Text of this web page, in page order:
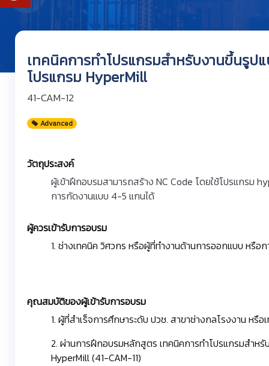
เทคนิคการทำโปรแกรมสำหรับงานขึ้นรูป
โปรแกรม HyperMill
41-CAM-12
Advanced
วัตถุประสงค์
ผู้เข้าฝึกอบรมสามารถสร้าง NC Code โดยใช้โปรแกรม
การกัดงานแบบ 4-5 แกนได้
ผู้ควรเข้ารับการอบรม
1. ช่างเทคนิค วิศวกร หรือผู้ที่ทำงานด้านการออกแบบ หรือ
คุณสมบัติของผู้เข้ารับการอบรม
1. ผู้ที่สำเร็จการศึกษาระดับ ปวช. สาขาช่างกลโรงงาน หรื
2. ผ่านการฝึกอบรมหลักสูตร เทคนิคการทำโปรแกรมสำห
HyperMill (41-CAM-11)